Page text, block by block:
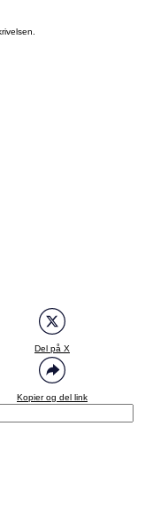
Del på X
Kopier og del link